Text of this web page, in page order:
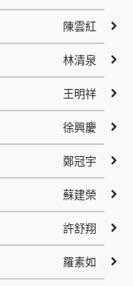
陳雲紅
林清泉
王明祥
徐興慶
鄭冠宇
蘇建榮
許舒翔
羅素如